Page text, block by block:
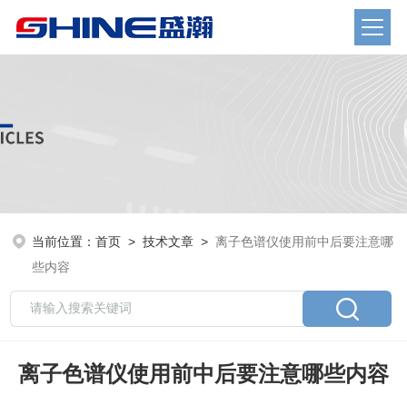
当前位置：首页 >技术文章 >离子色谱仪使用前中后要注意哪
些内容
离子色谱仪使用前中后要注意哪些内容